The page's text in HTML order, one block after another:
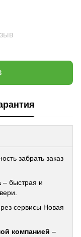
забрать заказ
– быстрая и
сервисы Новая
компанией –